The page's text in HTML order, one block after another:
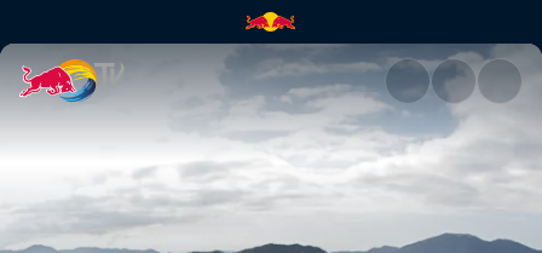
Nueva Zelanda | Red Bull TV